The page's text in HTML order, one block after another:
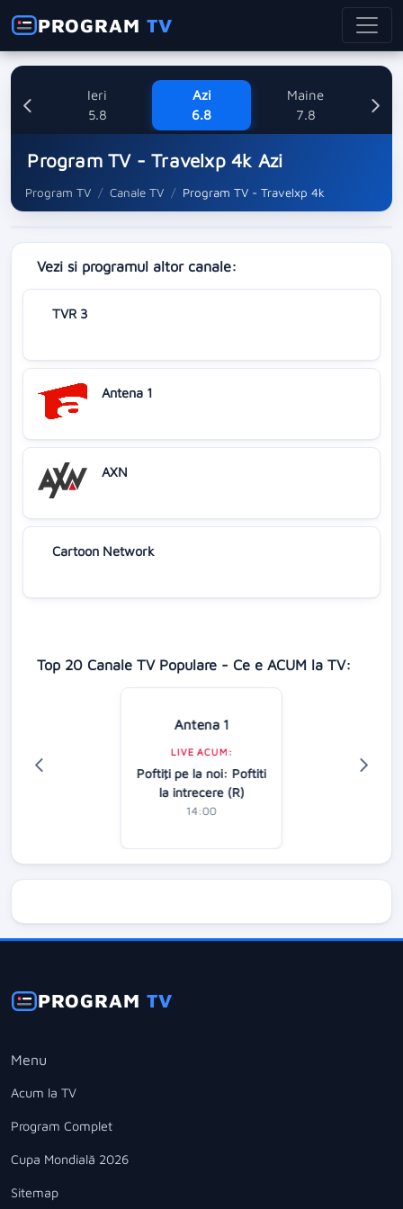
PROGRAMTV
Ieri
5.8
Azi
6.8
Maine
7.8
Program TV - Travelxp 4k Azi
Program TV Canale TV Program TV - Travelxp 4k
Vezi si programul altor canale:
TVR 3
Antena 1
AXN
Cartoon Network
Top 20 Canale TV Populare - Ce e ACUM la TV:
Antena 1
LIVE ACUM:
Poftiţi pe la noi: Poftiti
la intrecere (R)
14:00
PROGRAMTV
Menu
Acum la TV
Program Complet
Cupa Mondială 2026
Sitemap